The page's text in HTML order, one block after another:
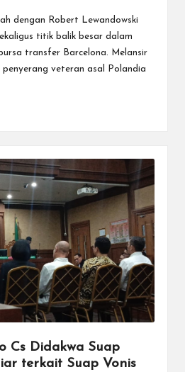
dengan Robert Lewandowski
titik balik besar dalam
transfer Barcelona. Melansir
penyerang veteran asal Polandia
Cs Didakwa Suap
terkait Suap Vonis